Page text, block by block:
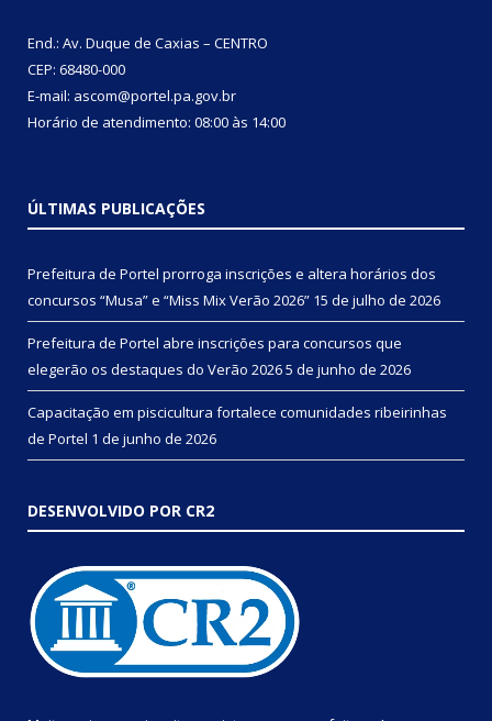
End.: Av. Duque de Caxias – CENTRO
CEP: 68480-000
E-mail: ascom@portel.pa.gov.br
Horário de atendimento: 08:00 às 14:00
ÚLTIMAS PUBLICAÇÕES
Prefeitura de Portel prorroga inscrições e altera horários dos
concursos “Musa” e “Miss Mix Verão 2026” 15 de julho de 2026
Prefeitura de Portel abre inscrições para concursos que
elegerão os destaques do Verão 20265 de junho de 2026
Capacitação em piscicultura fortalece comunidades ribeirinhas
de Portel 1 de junho de 2026
DESENVOLVIDO POR CR2